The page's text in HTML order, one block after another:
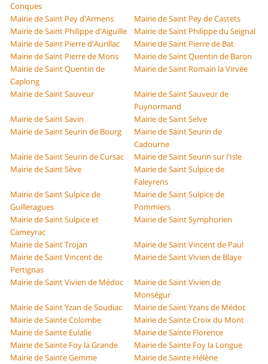
Conques
Mairie de Saint Pey d'Armens
Mairie de Saint Pey de Castets
Mairie de Saint Philippe d'Aiguille
Mairie de Saint Philippe du Seignal
Mairie de Saint Pierre d'Aurillac
Mairie de Saint Pierre de Bat
Mairie de Saint Pierre de Mons
Mairie de Saint Quentin de Baron
Mairie de Saint Quentin de
Caplong
Mairie de Saint Romain la Virvée
Mairie de Saint Sauveur
Mairie de Saint Sauveur de
Puynormand
Mairie de Saint Savin
Mairie de Saint Selve
Mairie de Saint Seurin de Bourg
Mairie de Saint Seurin de
Cadourne
Mairie de Saint Seurin de Cursac
Mairie de Saint Seurin sur l'Isle
Mairie de Saint Sève
Mairie de Saint Sulpice de
Faleyrens
Mairie de Saint Sulpice de
Guilleragues
Mairie de Saint Sulpice de
Pommiers
Mairie de Saint Sulpice et
Cameyrac
Mairie de Saint Symphorien
Mairie de Saint Trojan
Mairie de Saint Vincent de Paul
Mairie de Saint Vincent de
Pertignas
Mairie de Saint Vivien de Blaye
Mairie de Saint Vivien de Médoc
Mairie de Saint Vivien de
Monségur
Mairie de Saint Yzan de Soudiac
Mairie de Saint Yzans de Médoc
Mairie de Sainte Colombe
Mairie de Sainte Croix du Mont
Mairie de Sainte Eulalie
Mairie de Sainte Florence
Mairie de Sainte Foy la Grande
Mairie de Sainte Foy la Longue
Mairie de Sainte Gemme
Mairie de Sainte Hélène